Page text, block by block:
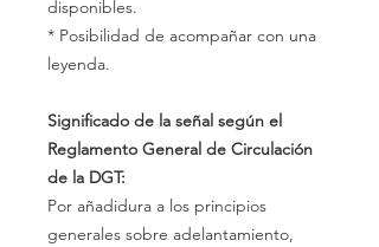
disponibles.
* Posibilidad de acompañar con una
leyenda.
Significado de la señal según el
Reglamento General de Circulación
de la DGT:
Por añadidura a los principios
generales sobre adelantamiento,